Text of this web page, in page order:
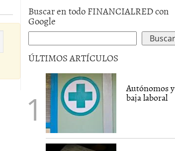
Buscar en todo FINANCIALRED con
Google
ÚLTIMOS ARTÍCULOS
Autónomos y
baja laboral